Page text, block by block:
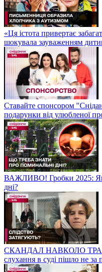
«Ця істота привертає
шокувала зауваженням
Ставайте спонсором
подарунки від улюбленої
ВАЖЛИВО! Гробки 2025: Як
дні?
СКАНДАЛ НАВКОЛО
слухання в суді пішло не за